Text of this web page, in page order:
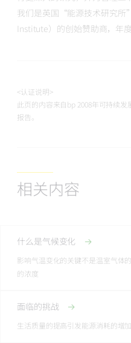
我们是英国“能源技术研究所
Institute）的创始赞助商，年
<认证说明>
此页的内容来自bp 2008年可持续
报告。
相关内容
什么是气候变化
影响气温变化的关键不是温室气体
的浓度
面临的挑战
生活质量的提高引发能源消耗的增